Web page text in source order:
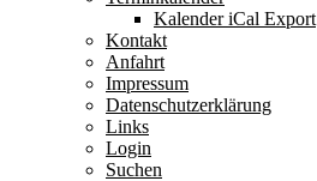
Kalender iCal Export
Kontakt
Anfahrt
Impressum
Datenschutzerklärung
Links
Login
Suchen